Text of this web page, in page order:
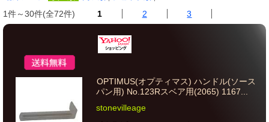
1件～30件(全72件) 1 2 3
OPTIMUS(オプティマス) ハンドル(ソース
パン用) No.123Rスベア用(2065) 1167...
stonevilleage